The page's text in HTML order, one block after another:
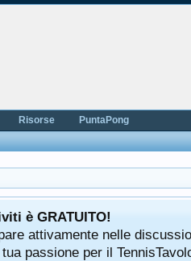
è GRATUITO!
attivamente nelle
passione per il
Risorse PuntaPong